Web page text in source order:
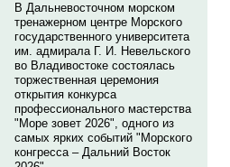
В Дальневосточном морском
тренажерном центре Морского
государственного университета
им. адмирала Г. И. Невельского
во Владивостоке состоялась
торжественная церемония
открытия конкурса
профессионального мастерства
"Море зовет 2026", одного из
самых ярких событий "Морского
конгресса – Дальний Восток